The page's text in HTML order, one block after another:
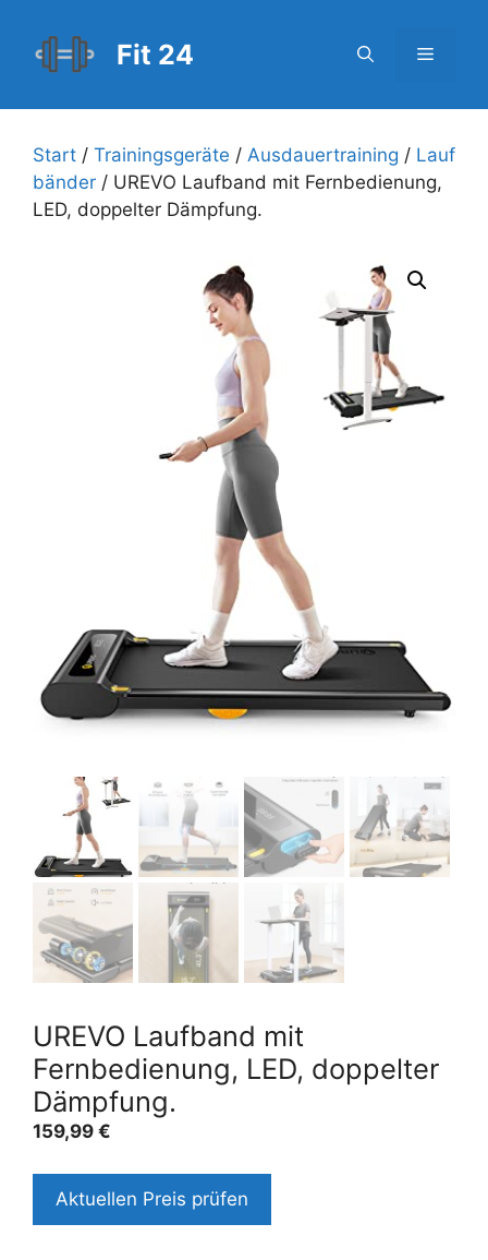
Inhalt
springen
Fit 24 Menü
Start / Trainingsgeräte / Ausdauertraining / Lauf
bänder / UREVO Laufband mit Fernbedienung,
LED, doppelter Dämpfung.
UREVO Laufband mit
Fernbedienung, LED, doppelter
Dämpfung.
159,99 €
Aktuellen Preis prüfen